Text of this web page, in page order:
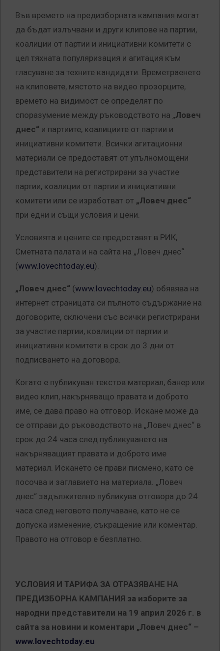
Във времето на предизборната кампания могат
да бъдат излъчвани и други клипове на партии,
коалиции от партии и инициативни комитети с
цел тяхната популяризация и агитация към
гласуване за техните кандидати. Времетраенето
на клиповете, мястото на видео прозорците,
времето на видимост се определят по
споразумение между ръководството на „Ловеч
днес“ и партиите, коалициите от партии и
инициативни комитети. Всички агитационни
материали се предоставят от упълномощени
представители на регистрирани за участие
партии, коалиции от партии и инициативни
комитети или се изработват от „Ловеч днес“
при едни и същи условия и цени.
Условията и цените се предоставят в РИК,
Сметната палата и на сайта на „Ловеч днес“
(www.lovechtoday.eu).
„Ловеч днес“ (www.lovechtoday.eu) обявява на
интернет страницата си пълното съдържание на
договорите, сключени със всички регистрирани
за участие партии, коалиции от партии и
инициативни комитети в срок до 3 дни от
подписването на договора.
Когато е публикуван текстов материал, банер или
видео клип, накърняващо правата и доброто
име, се дава право на отговор. Искане може да
се отправи до ръководството на „Ловеч днес“ в
срок до 24 часа след публикуването на
накърняващият правата и доброто име
материал. Искането се прави писмено, като се
посочва и заглавието на материала. „Ловеч
днес“ задължително публикува отговора до 24
часа след неговото получаване, като не се
допуска изменение, съкращение или коментар.
Правото на отговор е безплатно.
УСЛОВИЯ И ТАРИФА ЗА ОТРАЗЯВАНЕ НА
ПРЕДИЗБОРНА КАМПАНИЯ за изборите за
народни представители на 19 април 2026 г. в
сайта за новини и коментари „Ловеч днес“ –
www.lovechtoday.eu